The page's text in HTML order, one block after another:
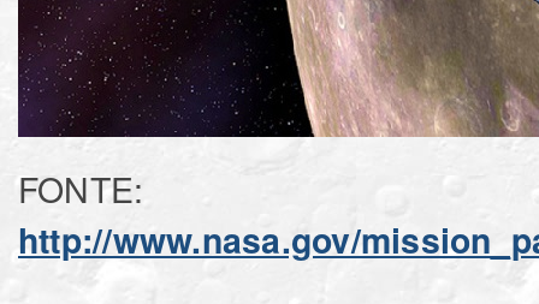
FONTE:
http://www.nasa.gov/